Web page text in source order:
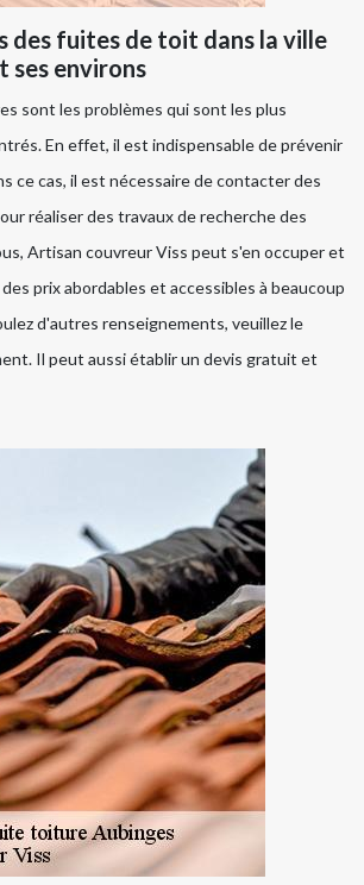
des fuites de toit dans la ville
ses environs
sont les problèmes qui sont les plus
En effet, il est indispensable de prévenir
ce cas, il est nécessaire de contacter des
réaliser des travaux de recherche des
Artisan couvreur Viss peut s'en occuper et
prix abordables et accessibles à beaucoup
d'autres renseignements, veuillez le
Il peut aussi établir un devis gratuit et